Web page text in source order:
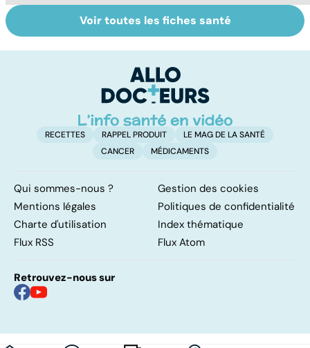
Le TDAH, un
trouble de
hyperactivité
Accident
vasculaire
également
touché
Voir toutes les fiches santé
RECETTES RAPPEL PRODUIT
LE MAG DE LA SANTÉ
CANCER
MÉDICAMENTS
Qui sommes-nous ?
Gestion des cookies
Mentions légales
Politiques de confidentialité
Charte d'utilisation
Index thématique
Flux RSS
Flux Atom
Retrouvez-nous sur